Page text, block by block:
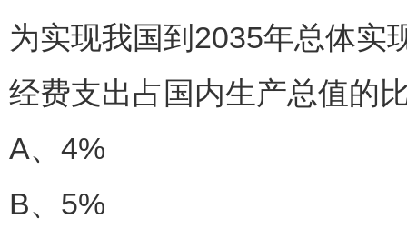
为实现我国到2035年总体实
经费支出占国内生产总值的
A、4%
B、5%